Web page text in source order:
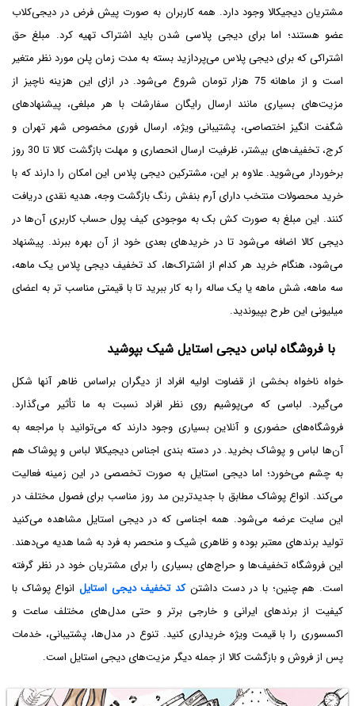
مشتریان دیجیکالا وجود دارد. همه کاربران به صورت پیش فرض در دیجی‌کلاب
عضو هستند؛ اما برای دیجی پلاسی شدن باید اشتراک تهیه کرد. مبلغ حق
اشتراکی که برای دیجی پلاس می‌پردازید بسته به مدت زمان پلن مورد نظر متغیر
است و از ماهانه 75 هزار تومان شروع می‌شود. در ازای این هزینه ناچیز از
مزیت‌های بسیاری مانند ارسال رایگان سفارشات با هر مبلغی، پیشنهادهای
شگفت انگیز اختصاصی، پشتیبانی ویژه، ارسال فوری مخصوص شهر تهران و
کرج، تخفیف‌های بیشتر، ظرفیت ارسال انحصاری و مهلت بازگشت کالا تا 30 روز
برخوردار می‌شوید. علاوه بر این، مشترکین دیجی پلاس این امکان را دارند که با
خرید محصولات منتخب دارای آرم بنفش رنگ بازگشت وجه، هدیه نقدی دریافت
کنند. این مبلغ به صورت کش بک به موجودی کیف پول حساب کاربری آن‌ها در
دیجی کالا اضافه می‌شود تا در خریدهای بعدی خود از آن بهره ببرند. پیشنهاد
می‌شود، هنگام خرید هر کدام از اشتراک‌ها، کد تخفیف دیجی پلاس یک ماهه،
سه ماهه، شش ماهه یا یک ساله را به کار ببرید تا با قیمتی مناسب تر به اعضای
میلیونی این طرح بپیوندید.
با فروشگاه لباس دیجی استایل شیک بپوشید
خواه ناخواه بخشی از قضاوت اولیه افراد از دیگران براساس ظاهر آنها شکل
می‌گیرد. لباسی که می‌پوشیم روی نظر افراد نسبت به ما تأثیر می‌گذارد.
فروشگاه‌های حضوری و آنلاین بسیاری وجود دارند که می‌توانید با مراجعه به
آن‌ها لباس و پوشاک بخرید. در دسته بندی اجناس دیجیکالا لباس و پوشاک هم
به چشم می‌خورد؛ اما دیجی استایل به صورت تخصصی در این زمینه فعالیت
می‌کند. انواع پوشاک مطابق با جدیدترین مد روز مناسب برای فصول مختلف در
این سایت عرضه می‌شود. همه اجناسی که در دیجی استایل مشاهده می‌کنید
تولید برندهای معتبر بوده و ظاهری شیک و منحصر به فرد به شما هدیه می‌دهند.
این فروشگاه تخفیف‌ها و حراج‌های بسیاری را برای مشتریان خود در نظر گرفته
است. هم چنین؛ با در دست داشتنکد تخفیف دیجی استایلانواع پوشاک با
کیفیت از برند‌های ایرانی و خارجی برتر و حتی مدل‌های مختلف ساعت و
اکسسوری را با قیمت ویژه خریداری کنید. تنوع در مدل‌ها، پشتیبانی، خدمات
پس از فروش و بازگشت کالا از جمله دیگر مزیت‌های دیجی استایل است.